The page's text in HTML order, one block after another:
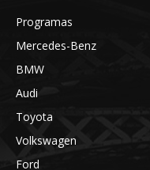
Programas
Mercedes-Benz
BMW
Audi
Toyota
Volkswagen
Ford